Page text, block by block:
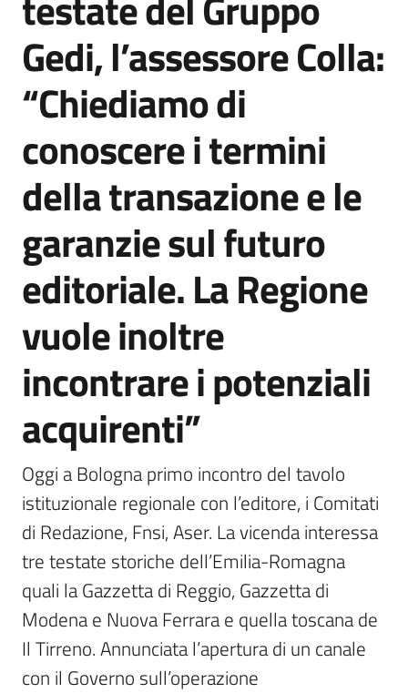
Agenzia
e
comunicazione
Seguici
su
Gedi, l’assessore Colla:
“Chiediamo di
conoscere i termini
della transazione e le
garanzie sul futuro
editoriale. La Regione
vuole inoltre
incontrare i potenziali
acquirenti”
Oggi a Bologna primo incontro del tavolo
istituzionale regionale con l’editore, i Comitati
di Redazione, Fnsi, Aser. La vicenda interessa
tre testate storiche dell’Emilia-Romagna
quali la Gazzetta di Reggio, Gazzetta di
Modena e Nuova Ferrara e quella toscana de
Il Tirreno. Annunciata l’apertura di un canale
con il Governo sull’operazione